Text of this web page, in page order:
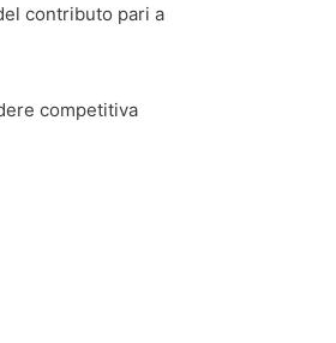
contributo pari a
competitiva